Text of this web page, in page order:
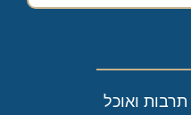
תרבות ואוכל